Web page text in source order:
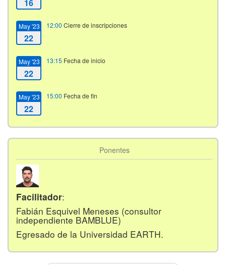
16
May '23
22
12:00 Cierre de inscripciones
May '23
22
13:15 Fecha de inicio
May '23
22
15:00 Fecha de fin
Ponentes
Facilitador:
Fabián Esquivel Meneses (consultor
independiente BAMBLUE)
Egresado de la Universidad EARTH.